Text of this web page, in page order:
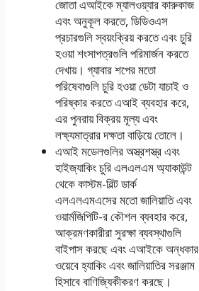
জোতা এআইকে ম্যালওয়্যার কারুকাজ
এবং অনুকূল করতে, ডিডিওএস
প্রচারগুলি স্বয়ংক্রিয় করতে এবং চুরি
হওয়া শংসাপত্রগুলি পরিমার্জন করতে
দেখায়। গ্যাবার শপের মতো
পরিষেবাগুলি চুরি হওয়া ডেটা যাচাই ও
পরিষ্কার করতে এআই ব্যবহার করে,
এর পুনরায় বিক্রয় মূল্য এবং
লক্ষ্যমাত্রার দক্ষতা বাড়িয়ে তোলে।
এআই মডেলগুলির অস্ত্রশস্ত্র এবং
হাইজ্যাকিং চুরি এলএলএম অ্যাকাউন্ট
থেকে কাস্টম-বিল্ট ডার্ক
এলএলএমএসের মতো জালিয়াতি এবং
ওয়ার্মজিপিটি-র কৌশল ব্যবহার করে,
আক্রমণকারীরা সুরক্ষা ব্যবস্থাগুলি
বাইপাস করছে এবং এআইকে অন্ধকার
ওয়েবে হ্যাকিং এবং জালিয়াতির সরঞ্জাম
হিসাবে বাণিজ্যিকীকরণ করছে।